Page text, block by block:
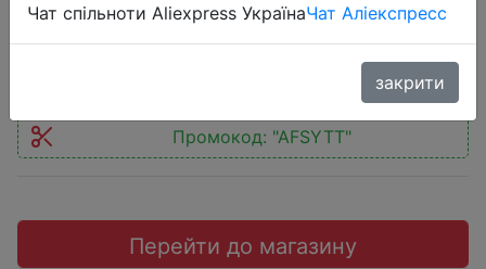
$30.34
Промокод: "AFSYTT"
Перейти до магазину
Чат спільноти Aliexpress УкраїнаЧат Аліекспресс
закрити